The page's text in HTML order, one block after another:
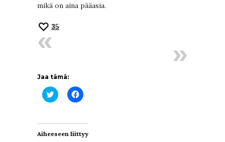
mikä on aina pääasia.
35
Jaa tämä:
Jaa
Twitterissä(Avautuu
Jaa
Facebookissa(Avautuu
Aiheeseen liittyy